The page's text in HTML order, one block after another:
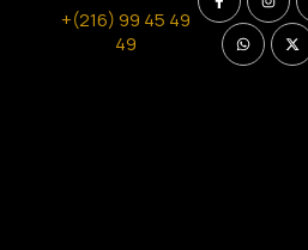
+(216) 99 45 49
49